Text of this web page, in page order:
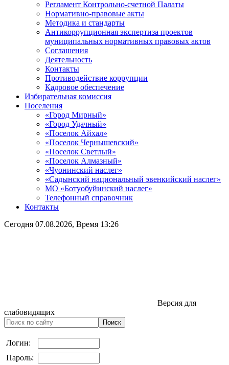
Регламент Контрольно-счетной Палаты
Нормативно-правовые акты
Методика и стандарты
Антикоррупционная экспертиза проектов
муниципальных нормативных правовых актов
Соглашения
Деятельность
Контакты
Противодействие коррупции
Кадровое обеспечение
Избирательная комиссия
Поселения
«Город Мирный»
«Город Удачный»
«Поселок Айхал»
«Поселок Чернышевский»
«Поселок Светлый»
«Поселок Алмазный»
«Чуонинский наслег»
«Садынский национальный эвенкийский наслег»
МО «Ботуобуйинский наслег»
Телефонный справочник
Контакты
Сегодня 07.08.2026, Время 13:26
Версия для
слабовидящих
Логин:
Пароль: